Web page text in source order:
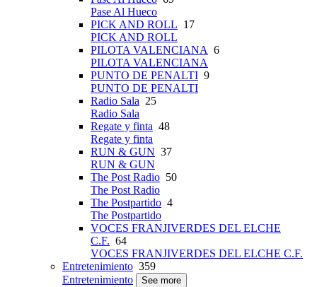
Pase Al Hueco
PICK AND ROLL 17
PICK AND ROLL
PILOTA VALENCIANA 6
PILOTA VALENCIANA
PUNTO DE PENALTI 9
PUNTO DE PENALTI
Radio Sala 25
Radio Sala
Regate y finta 48
Regate y finta
RUN & GUN 37
RUN & GUN
The Post Radio 50
The Post Radio
The Postpartido 4
The Postpartido
VOCES FRANJIVERDES DEL ELCHE
C.F. 64
VOCES FRANJIVERDES DEL ELCHE C.F.
Entretenimiento 359
Entretenimiento
See more